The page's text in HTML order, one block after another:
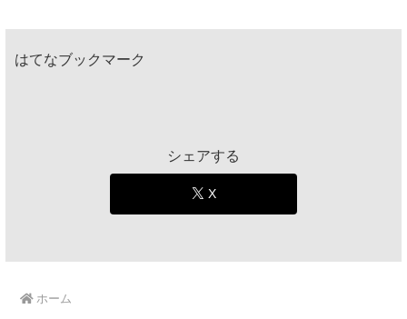
はてなブックマーク
シェアする
X
ホーム